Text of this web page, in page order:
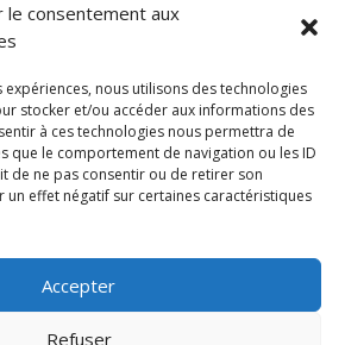
le consentement aux
nous utilisons des technologies
stocker et/ou accéder aux informations des
à ces technologies nous permettra de
que le comportement de navigation ou les ID
de ne pas consentir ou de retirer son
un effet négatif sur certaines caractéristiques
Accepter
Refuser
LA SALLE TOULOUSE
25202
5